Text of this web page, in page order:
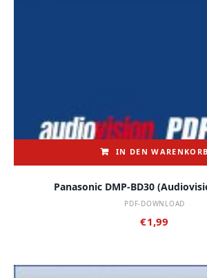
IN DEN WARENKORB
Panasonic DMP-BD30
PDF-DOWNLOAD
€1,99